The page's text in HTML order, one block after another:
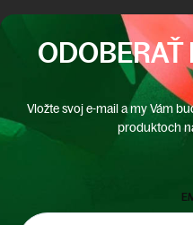
ODOBERAŤ
Vložte svoj e-mail a my Vám
produktoch